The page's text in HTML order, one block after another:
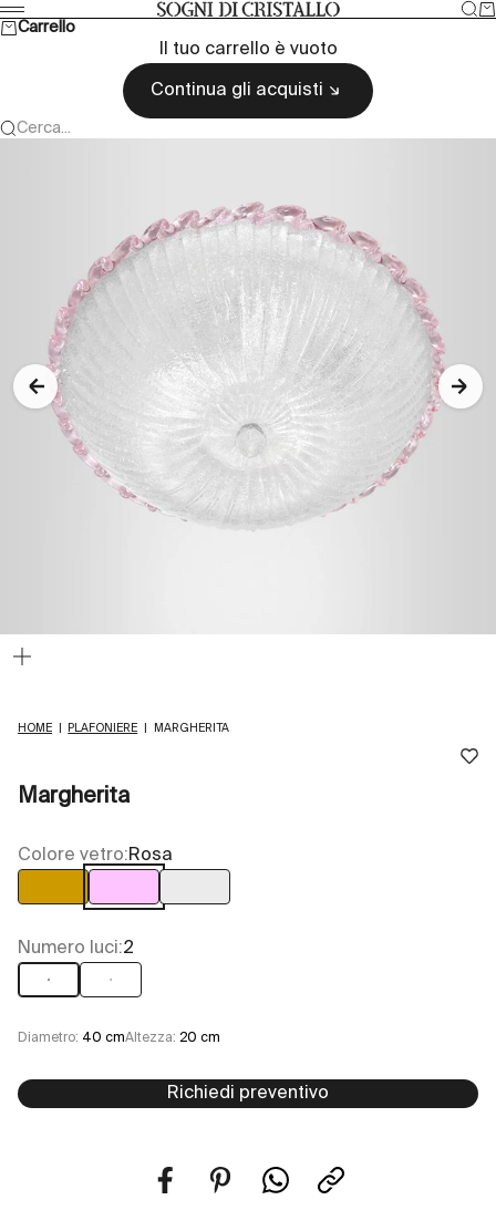
Vai al contenuto Sogni di cristallo
Menù
Carrello
Il tuo carrello è vuoto
Continua gli acquisti
Cerca...
HOME PLAFONIERE MARGHERITA
Margherita
Colore vetro:Rosa
Ambra Rosa Trasparente
Numero luci:2
2 3
Diametro: 40 cmAltezza: 20 cm
Richiedi preventivo